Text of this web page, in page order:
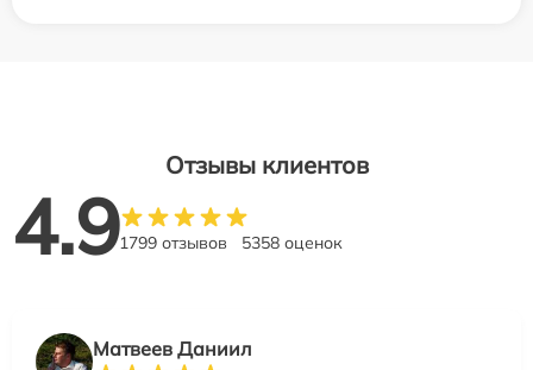
Отзывы клиентов
4.91799 отзывов 5358 оценок
Матвеев Даниил